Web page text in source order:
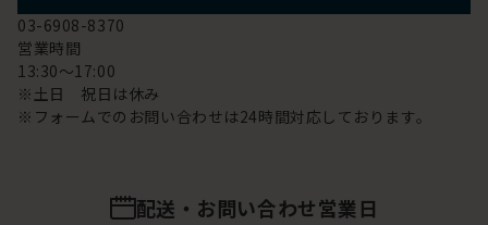
03-6908-8370
営業時間
13:30～17:00
※土日 祝日は休み
※フォームでのお問い合わせは24時間対応しております。
配送・お問い合わせ営業日